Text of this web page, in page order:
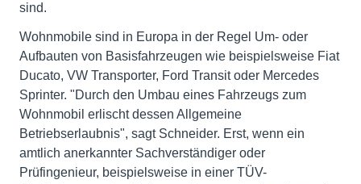
sind.
Wohnmobile sind in Europa in der Regel Um- oder
Aufbauten von Basisfahrzeugen wie beispielsweise Fiat
Ducato, VW Transporter, Ford Transit oder Mercedes
Sprinter. "Durch den Umbau eines Fahrzeugs zum
Wohnmobil erlischt dessen Allgemeine
Betriebserlaubnis", sagt Schneider. Erst, wenn ein
amtlich anerkannter Sachverständiger oder
Prüfingenieur, beispielsweise in einer TÜV-